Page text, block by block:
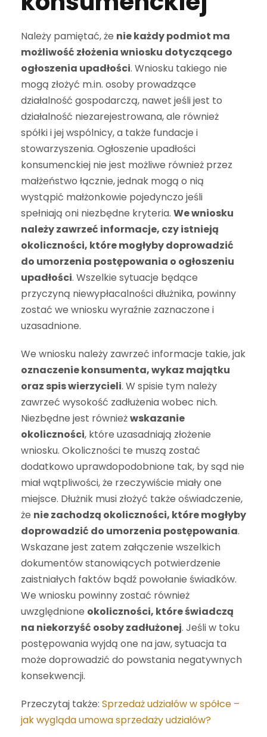
Należy pamiętać, że nie każdy podmiot ma
możliwość złożenia wniosku dotyczącego
ogłoszenia upadłości. Wniosku takiego nie
mogą złożyć m.in. osoby prowadzące
działalność gospodarczą, nawet jeśli jest to
działalność niezarejestrowana, ale również
spółki i jej wspólnicy, a także fundacje i
stowarzyszenia. Ogłoszenie upadłości
konsumenckiej nie jest możliwe również przez
małżeństwo łącznie, jednak mogą o nią
wystąpić małżonkowie pojedynczo jeśli
spełniają oni niezbędne kryteria. We wniosku
należy zawrzeć informacje, czy istnieją
okoliczności, które mogłyby doprowadzić
do umorzenia postępowania o ogłoszeniu
upadłości. Wszelkie sytuacje będące
przyczyną niewypłacalności dłużnika, powinny
zostać we wniosku wyraźnie zaznaczone i
uzasadnione.
We wniosku należy zawrzeć informacje takie, jak
oznaczenie konsumenta, wykaz majątku
oraz spis wierzycieli. W spisie tym należy
zawrzeć wysokość zadłużenia wobec nich.
Niezbędne jest równieżwskazanie
okoliczności, które uzasadniają złożenie
wniosku. Okoliczności te muszą zostać
dodatkowo uprawdopodobnione tak, by sąd nie
miał wątpliwości, że rzeczywiście miały one
miejsce. Dłużnik musi złożyć także oświadczenie,
że nie zachodzą okoliczności, które mogłyby
doprowadzić do umorzenia postępowania.
Wskazane jest zatem załączenie wszelkich
dokumentów stanowiących potwierdzenie
zaistniałych faktów bądź powołanie świadków.
We wniosku powinny zostać również
uwzględnione okoliczności, które świadczą
na niekorzyść osoby zadłużonej. Jeśli w toku
postępowania wyjdą one na jaw, sytuacja ta
może doprowadzić do powstania negatywnych
konsekwencji.
Przeczytaj także: Sprzedaż udziałów w spółce –
jak wygląda umowa sprzedaży udziałów?